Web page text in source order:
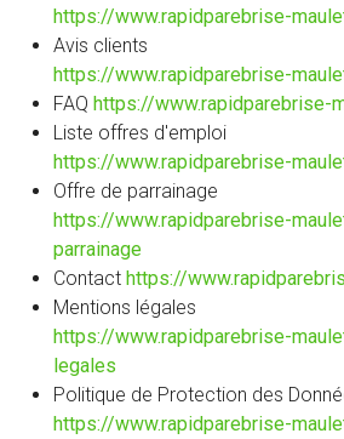
https://www.rapidparebrise-
Avis clients
https://www.rapidparebrise-
FAQ https://www.rapidparebrise-
Liste offres d'emploi
https://www.rapidparebrise-
Offre de parrainage
https://www.rapidparebrise-
parrainage
Contact https://
Mentions légales
https://www.rapidparebrise-
legales
Politique de Protection des
https://www.rapidparebrise-